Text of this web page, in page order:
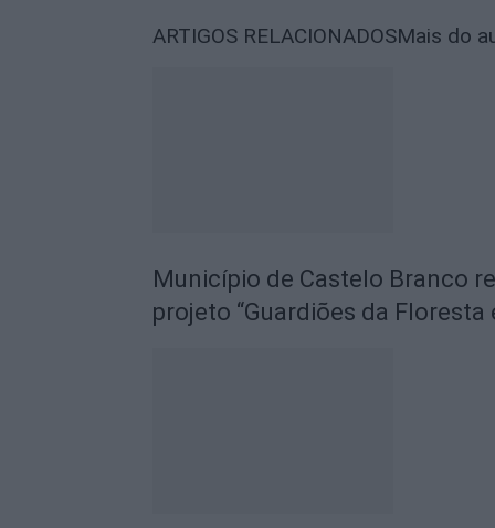
ARTIGOS RELACIONADOSMais do
Município de Castelo Branco
projeto “Guardiões da Floresta